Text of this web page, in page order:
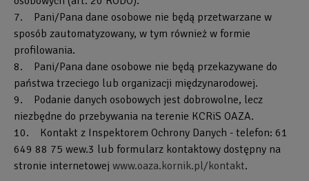
7. Pani/Pana dane osobowe nie będą przetwarzane w
sposób zautomatyzowany, w tym również w formie
profilowania.
8. Pani/Pana dane osobowe nie będą przekazywane do
państwa trzeciego lub organizacji międzynarodowej.
9. Podanie danych osobowych jest dobrowolne, lecz
niezbędne do przebywania na terenie KCRiS OAZA.
10. Kontakt z Inspektorem Ochrony Danych - telefon: 61
649 88 75 wew.3 lub formularz kontaktowy dostępny na
stronie internetowej www.oaza.kornik.pl/kontakt.